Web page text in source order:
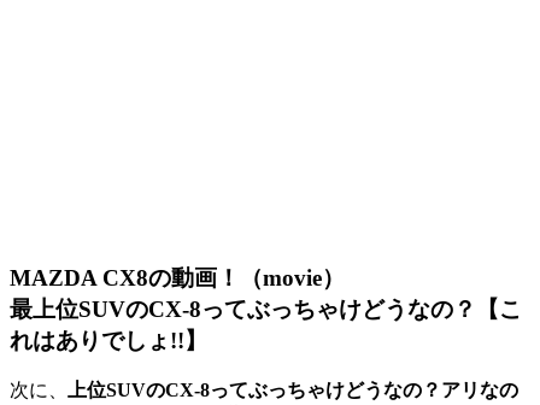
MAZDA CX8の動画！（movie）
最上位SUVのCX-8ってぶっちゃけどうなの？【こ
れはありでしょ!!】
次に、 上位SUVのCX-8ってぶっちゃけどうなの？アリなの